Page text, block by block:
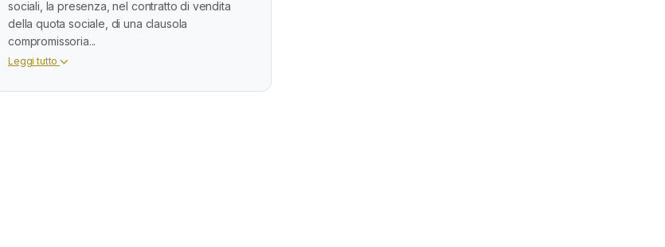
sociali, la presenza, nel contratto di vendita
della quota sociale, di una clausola
compromissoria...
Leggi tutto